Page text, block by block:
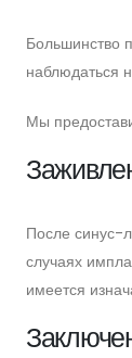
Большинство
наблюдаться
Мы
После синус-
случаях
имеется